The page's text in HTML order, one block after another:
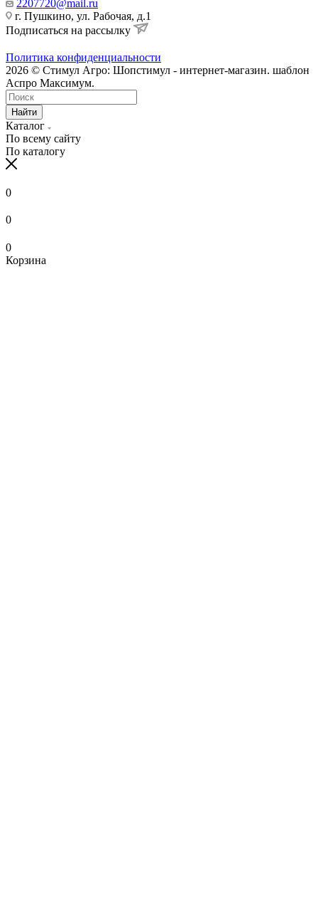
2207720@mail.ru
г. Пушкино, ул. Рабочая, д.1
Подписаться на рассылку
Политика конфиденциальности
2026 © Стимул Агро: Шопстимул - интернет-магазин. шаблон
Аспро Максимум.
Найти
Каталог
По всему сайту
По каталогу
0
0
0
Корзина